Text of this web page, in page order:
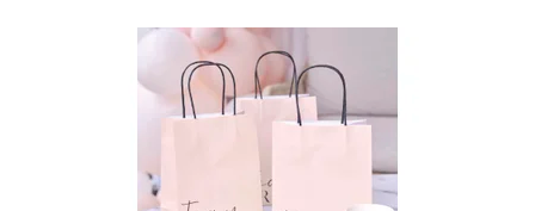
papierové tašky tim nevesty 5ks v balení velkost 21,5x16x5cm